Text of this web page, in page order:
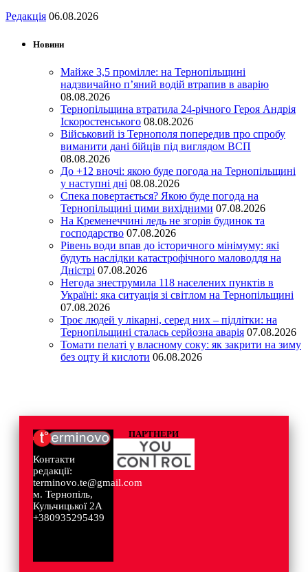
Редакція 06.08.2026
Новини
Майже 3,5 промілле: на Тернопільщині
надзвичайно п’яний водій втрапив в аварію
08.08.2026
Тернопільщина втратила 24-річного Героя Андрія
Іскоростенського 08.08.2026
Військовий із Тернополя попередив про спробу
виманити дані бійців під виглядом ВСП
08.08.2026
До +12 вночі: якою буде погода на Тернопільщині
у наступні дні 08.08.2026
Спека повертається? Якою буде погода на
Тернопільщині цими вихідними 07.08.2026
На Кременеччині ледь не згорів будинок та
господарство 07.08.2026
Рівень води впав до історичного мінімуму: які
будуть наслідки катастрофічного маловоддя на
Дністрі 07.08.2026
Негода знеструмила 118 населених пунктів в
Україні: яка ситуація зі світлом на Тернопільщині
07.08.2026
Троє людей у лікарні, серед них – підлітки: на
Тернопільщині сталась серйозна аварія 07.08.2026
Томати пелаті у власному соку: як закрити на зиму
без оцту й кислоти 06.08.2026
Контакти
редакції:
terminovo.te@gmail.com
м. Тернопіль,
Кульчицької 2А
+380935295439
ПАРТНЕРИ